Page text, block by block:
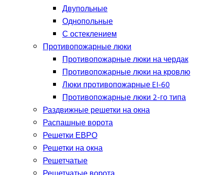
Двупольные
Однопольные
С остеклением
Противопожарные люки
Противопожарные люки на чердак
Противопожарные люки на кровлю
Люки противопожарные EI-60
Противопожарные люки 2-го типа
Раздвижные решетки на окна
Распашные ворота
Решетки ЕВРО
Решетки на окна
Решетчатые